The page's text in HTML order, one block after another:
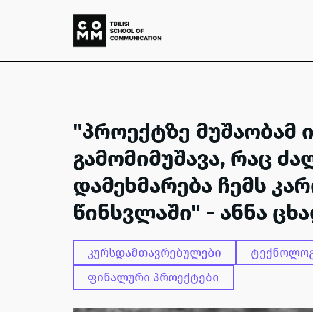
"პროექტზე მუშაობამ
გამომიმუშავა, რაც
დამეხმარება ჩემს
წინსვლაში" - ანნა
კურსდამთავრებულები
ფინალური პროექტები